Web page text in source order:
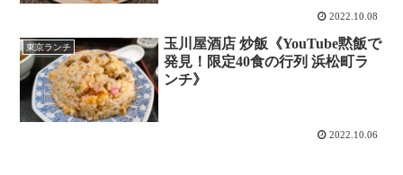
2022.10.08
東京ランチ
玉川屋酒店 炒飯《YouTube黙飯で
発見！限定40食の行列 浜松町ラ
ンチ》
2022.10.06